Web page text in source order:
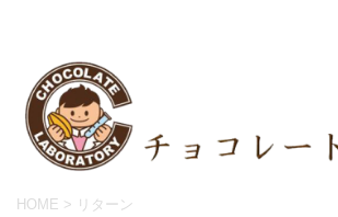
HOME > リターン